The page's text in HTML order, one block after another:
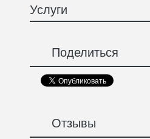
Услуги
Поделиться
Отзывы